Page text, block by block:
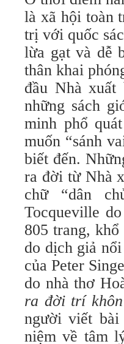
là xã hội toàn
trị với quốc
lừa gạt và dễ
thân khai
đầu Nhà
những sách
minh phổ
muốn “sánh
biết đến.
ra đời từ Nhà
chữ “dân
Tocqueville
805 trang,
do dịch giả
của Peter
do nhà thơ
ra đời trí
người viết
niệm về tâm